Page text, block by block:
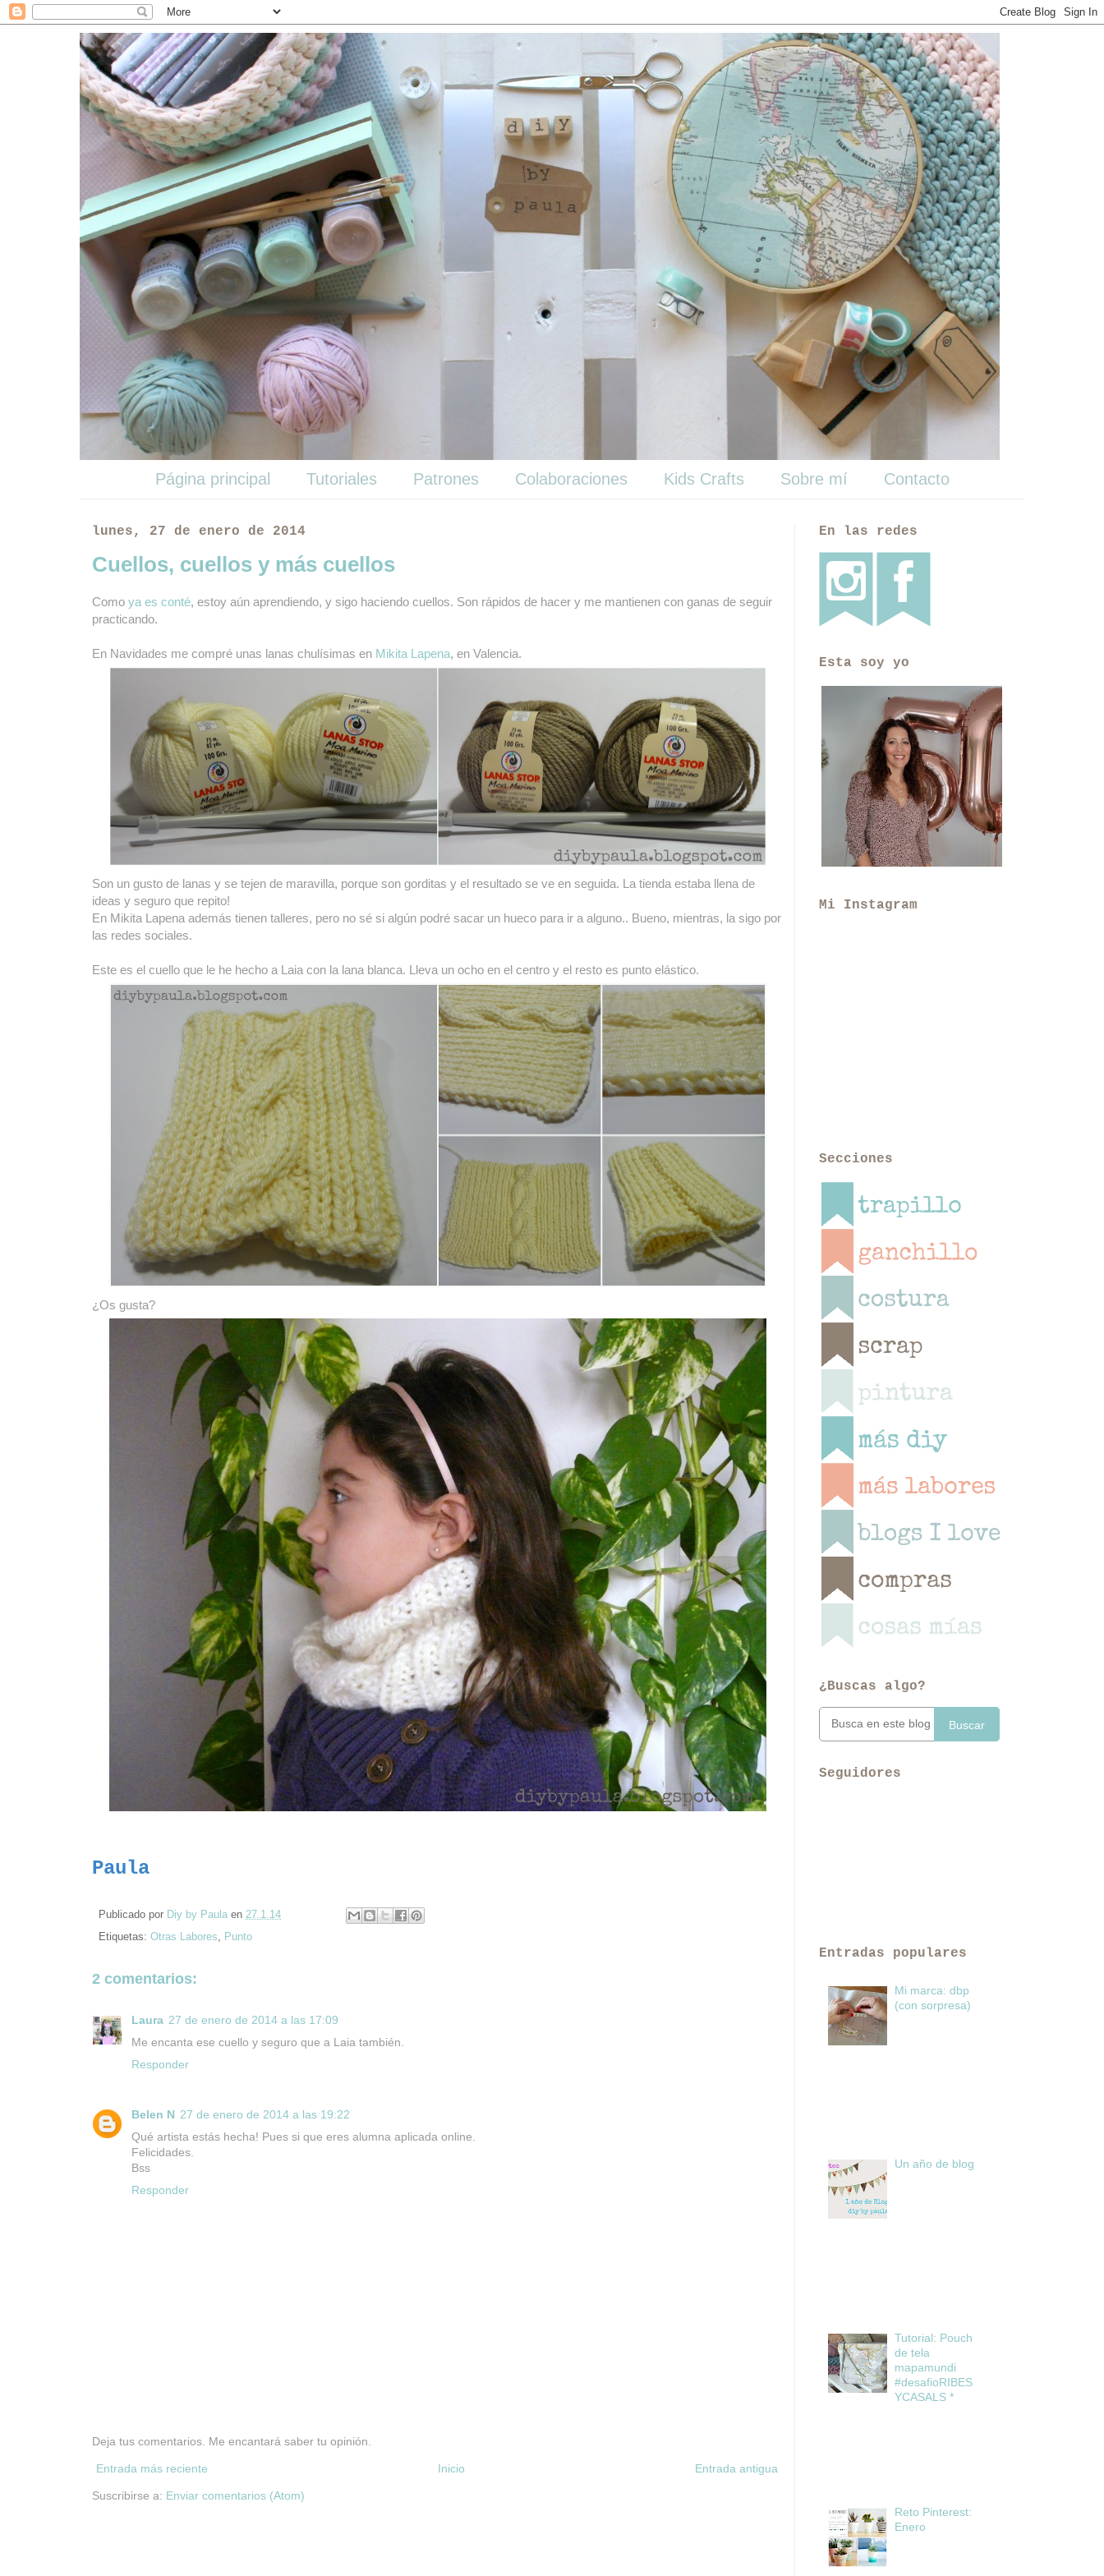
Página principal Tutoriales Patrones Colaboraciones Kids Crafts Sobre mí Contacto
lunes, 27 de enero de 2014
Cuellos, cuellos y más cuellos
Como ya es conté, estoy aún aprendiendo, y sigo haciendo cuellos. Son rápidos de hacer y me mantienen con ganas de seguir
practicando.
En Navidades me compré unas lanas chulísimas en Mikita Lapena, en Valencia.
Son un gusto de lanas y se tejen de maravilla, porque son gorditas y el resultado se ve en seguida. La tienda estaba llena de
ideas y seguro que repito!
En Mikita Lapena además tienen talleres, pero no sé si algún podré sacar un hueco para ir a alguno.. Bueno, mientras, la sigo por
las redes sociales.
Este es el cuello que le he hecho a Laia con la lana blanca. Lleva un ocho en el centro y el resto es punto elástico.
¿Os gusta?
Paula
Publicado por Diy by Paula en 27.1.14
Etiquetas: Otras Labores, Punto
2 comentarios:
Laura 27 de enero de 2014 a las 17:09
Me encanta ese cuello y seguro que a Laia también.
Responder
Belen N 27 de enero de 2014 a las 19:22
Qué artista estás hecha! Pues si que eres alumna aplicada online.
Felicidades.
Bss
Responder
Deja tus comentarios. Me encantará saber tu opinión.
Entrada más reciente Entrada antigua
Inicio
Suscribirse a: Enviar comentarios (Atom)
En las redes
Esta soy yo
Mi Instagram
Secciones
¿Buscas algo?
Buscar
Seguidores
Entradas populares
Mi marca: dbp
(con sorpresa)
Un año de blog
Tutorial: Pouch
de tela
mapamundi
#desafioRIBES
YCASALS *
Reto Pinterest:
Enero